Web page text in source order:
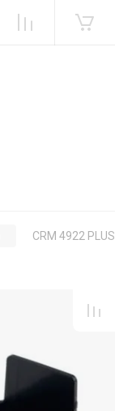
CRM 4922